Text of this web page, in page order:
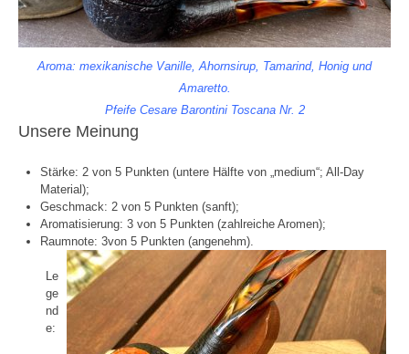
Aroma: mexikanische Vanille, Ahornsirup, Tamarind, Honig und
Amaretto.
Pfeife Cesare Barontini Toscana Nr. 2
Unsere Meinung
Stärke: 2 von 5 Punkten (untere Hälfte von „medium“; All-Day
Material);
Geschmack: 2 von 5 Punkten (sanft);
Aromatisierung: 3 von 5 Punkten (zahlreiche Aromen);
Raumnote: 3von 5 Punkten (angenehm).
Le
ge
nd
e: